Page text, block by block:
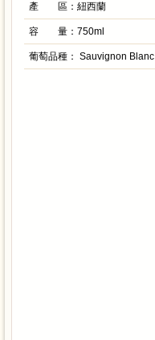
產 區： 紐西蘭
容 量： 750ml
葡萄品種： Sauvignon Blanc